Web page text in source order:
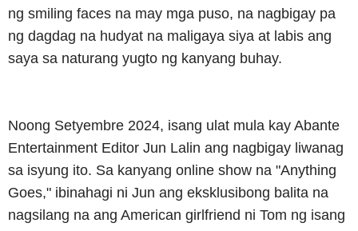
ng smiling faces na may mga puso, na nagbigay pa
ng dagdag na hudyat na maligaya siya at labis ang
saya sa naturang yugto ng kanyang buhay.
Noong Setyembre 2024, isang ulat mula kay Abante
Entertainment Editor Jun Lalin ang nagbigay liwanag
sa isyung ito. Sa kanyang online show na "Anything
Goes," ibinahagi ni Jun ang eksklusibong balita na
nagsilang na ang American girlfriend ni Tom ng isang